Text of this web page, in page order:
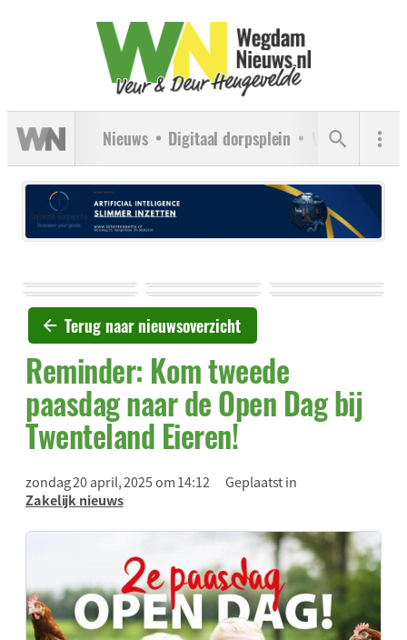
Nieuws Digitaal dorpsplein Verenigingen
Terug naar nieuwsoverzicht
Reminder: Kom tweede
paasdag naar de Open Dag bij
Twenteland Eieren!
zondag 20 april, 2025 om 14:12
Geplaatst in
Zakelijk nieuws